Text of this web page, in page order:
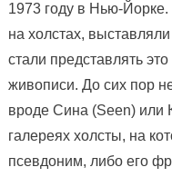
1973 году в Нью-
на холстах,
стали представлять
живописи. До сих пор
вроде Сина (Seen) или
галереях холсты, на
псевдоним, либо его